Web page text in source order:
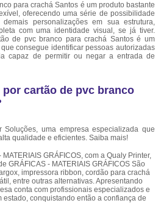
para crachá Santos é um produto bastante
oferecendo uma série de possibilidade
personalizações em sua estrutura,
com uma identidade visual, se já tiver.
de pvc branco para crachá Santos é um
consegue identificar pessoas autorizadas
capaz de permitir ou negar a entrada de
cartão de pvc branco
Soluções, uma empresa especializada que
qualidade e eficientes. Saiba mais!
GRÁFICOS, com a Qualy Printer,
GRÁFICAS - MATERIAIS GRÁFICOS São
impressora ribbon, cordão para crachá
entre outras alternativas. Apresentando
conta com profissionais especializados e
conquistando então a confiança de